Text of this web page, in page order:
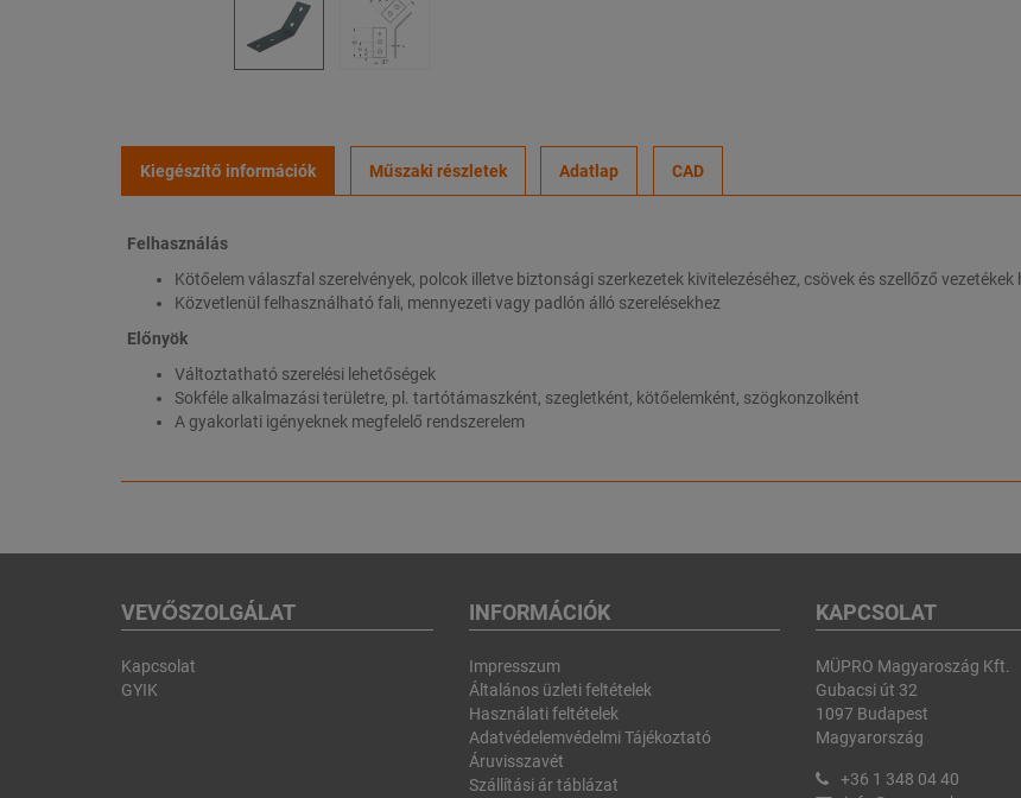
Kiegészítő információk Műszaki részletek Adatlap CAD
Felhasználás
Kötőelem válaszfal szerelvények, polcok illetve biztonsági szerkezetek kivitelezéséhez, csövek és szellőző
Közvetlenül felhasználható fali, mennyezeti vagy padlón álló szerelésekhez
Előnyök
Változtatható szerelési lehetőségek
Sokféle alkalmazási területre, pl. tartótámaszként, szegletként, kötőelemként, szögkonzolként
A gyakorlati igényeknek megfelelő rendszerelem
VEVŐSZOLGÁLAT
Kapcsolat
GYIK
INFORMÁCIÓK
Impresszum
Általános üzleti feltételek
Használati feltételek
Adatvédelemvédelmi Tájékoztató
Áruvisszavét
Szállítási ár táblázat
KAPCSOLAT
MÜPRO Magyaroszág Kft.
Gubacsi út 32
1097 Budapest
Magyarország
+36 1 348 04 40